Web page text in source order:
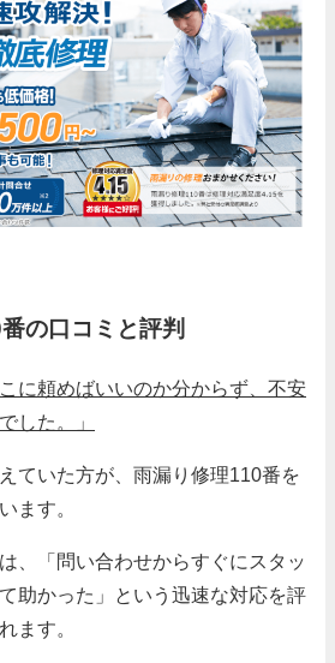
の口コミと評判
に頼めばいいのか分からず、不安
した。」
ていた方が、雨漏り修理110番を
ます。
、「問い合わせからすぐにスタッ
助かった」という迅速な対応を評
ます。